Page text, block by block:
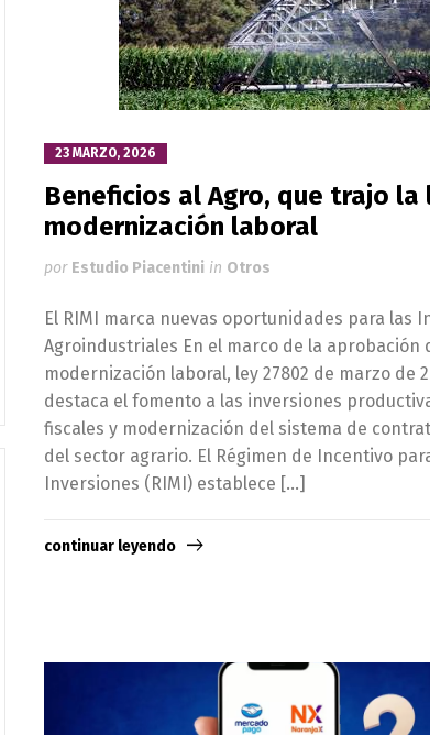
23 MARZO, 2026
Beneficios al Agro, que trajo la
modernización laboral
por Estudio Piacentini in Otros
El RIMI marca nuevas oportunidades para las
Agroindustriales En el marco de la aprobación
modernización laboral, ley 27802 de marzo de
destaca el fomento a las inversiones
fiscales y modernización del sistema de
del sector agrario. El Régimen de Incentivo
Inversiones (RIMI) establece […]
continuar leyendo